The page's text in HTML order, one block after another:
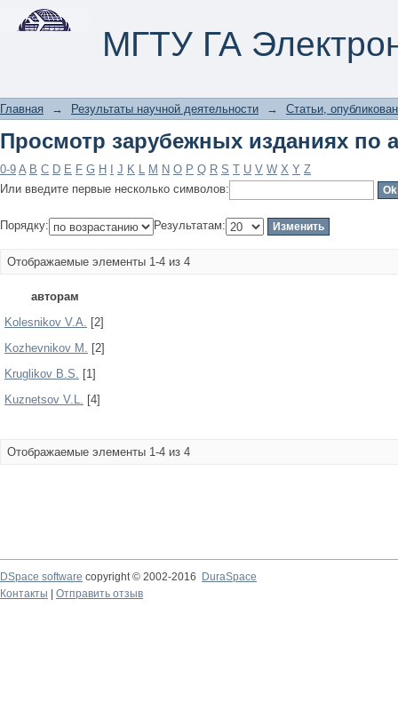
МГТУ ГА
Просмотр зарубежных изданиях по
Главная → Результаты научной деятельности → Статьи,
Просмотр зарубежных изданиях по
0-9 A B C D E F G H J K L M N O P Q R S T U V W X Y Z
Или введите первые несколько символов:
Порядку: Результатам:
Отображаемые элементы 1-4 из 4
авторам
Kolesnikov V.A. [2]
Kozhevnikov M. [2]
Kruglikov B.S. [1]
Kuznetsov V.L. [4]
Отображаемые элементы 1-4 из 4
DSpace software copyright © 2002-2016
DuraSpace
Контакты
Отправить отзыв